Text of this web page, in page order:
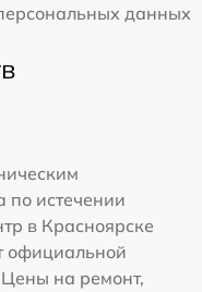
данных
по истечении
в Красноярске
официальной
Цены на ремонт,